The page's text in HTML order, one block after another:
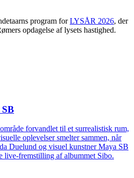
program forLYSÅR 2026, der
opdagelse af lysets hastighed.
forvandlet til et surrealistisk rum,
oplevelser smelter sammen, når
Duelund og visuel kunstner Maya SB
live-fremstilling af albummet Sibo.